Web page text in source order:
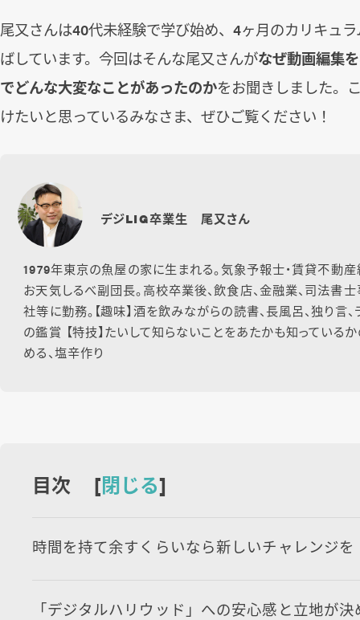
尾又さんは40代未経験で学び始め、4ヶ月のカリキュ
ばしています。今回はそんな尾又さんがなぜ動画編集
でどんな大変なことがあったのかをお聞きしました。
けたいと思っているみなさま、ぜひご覧ください！
デジLIG卒業生 尾又さん
1979年東京の魚屋の家に生まれる。気象予報士・賃貸不動
お天気しるべ副団長。高校卒業後、飲食店、金融業、司法書
社等に勤務。【趣味】酒を飲みながらの読書、長風呂、独り言
の鑑賞 【特技】たいして知らないことをあたかも知っている
める、塩辛作り
目次 [閉じる]
時間を持て余すくらいなら新しいチャレンジを
「デジタルハリウッド」への安心感と立地が決